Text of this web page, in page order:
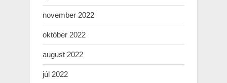
november 2022
október 2022
august 2022
júl 2022